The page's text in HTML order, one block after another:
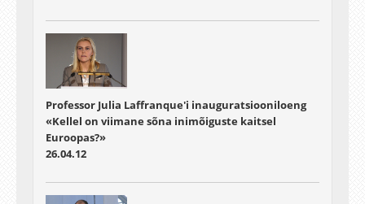
Professor Julia Laffranque'i inauguratsiooniloeng
«Kellel on viimane sõna inimõiguste kaitsel
Euroopas?»
26.04.12